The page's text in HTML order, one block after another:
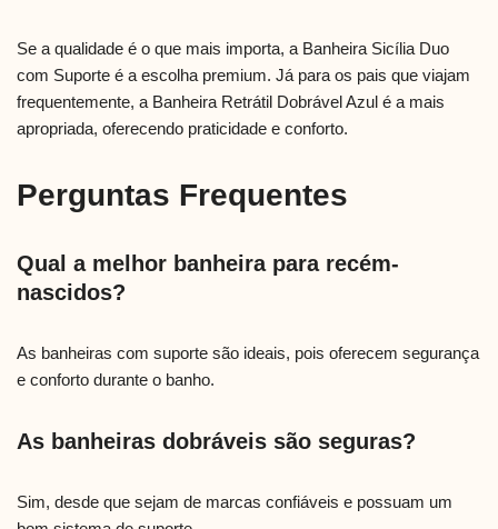
Se a qualidade é o que mais importa, a Banheira Sicília Duo
com Suporte é a escolha premium. Já para os pais que viajam
frequentemente, a Banheira Retrátil Dobrável Azul é a mais
apropriada, oferecendo praticidade e conforto.
Perguntas Frequentes
Qual a melhor banheira para recém-
nascidos?
As banheiras com suporte são ideais, pois oferecem segurança
e conforto durante o banho.
As banheiras dobráveis são seguras?
Sim, desde que sejam de marcas confiáveis e possuam um